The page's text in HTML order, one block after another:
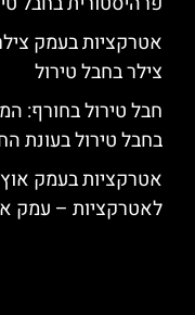
צילר בחבל טירול
חבל טירול בחורף:
בחבל טירול בעונת
לאטרקציות – עמק